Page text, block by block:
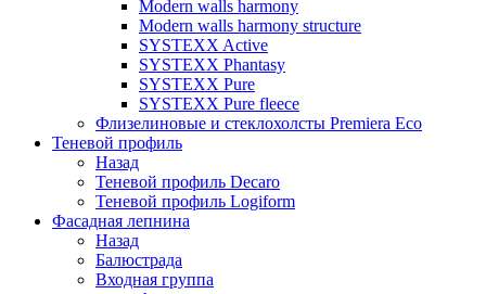
Modern walls harmony
Modern walls harmony structure
SYSTEXX Active
SYSTEXX Phantasy
SYSTEXX Pure
SYSTEXX Pure fleece
Флизелиновые и стеклохолсты Premiera Eco
Теневой профиль
Назад
Теневой профиль Decaro
Теневой профиль Logiform
Фасадная лепнина
Назад
Балюстрада
Входная группа